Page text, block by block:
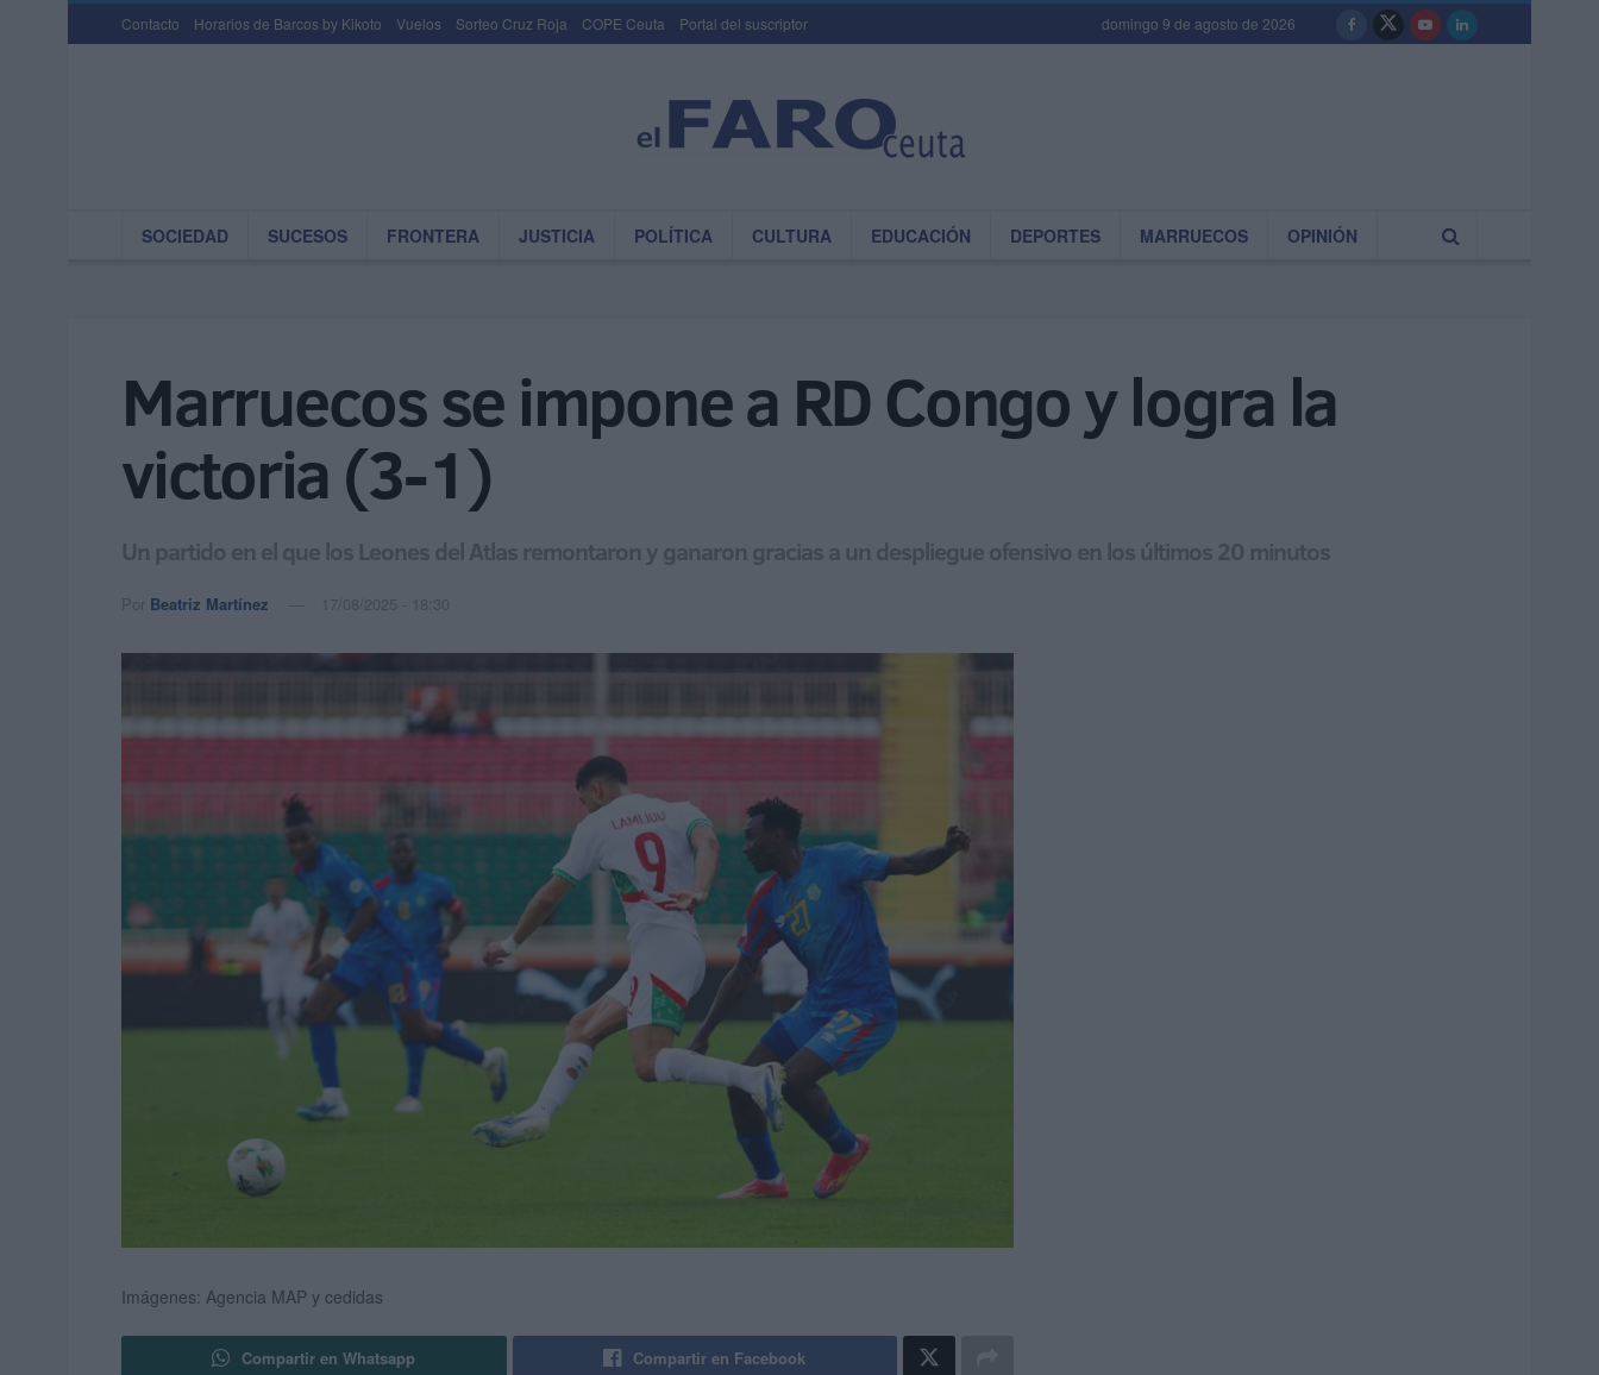
Contacto Horarios de Barcos by Kikoto Vuelos Sorteo Cruz Roja COPE Ceuta Portal del suscriptor domingo 9 de agosto de 2026
SOCIEDAD SUCESOS FRONTERA JUSTICIA POLÍTICA CULTURA EDUCACIÓN DEPORTES MARRUECOS OPINIÓN
Marruecos se impone a RD Congo y logra la
victoria (3-1)
Un partido en el que los Leones del Atlas remontaron y ganaron gracias a un despliegue ofensivo en los últimos 20 minutos
Por Beatriz Martínez 17/08/2025 - 18:30
Imágenes: Agencia MAP y cedidas
Compartir en Whatsapp Compartir en Facebook